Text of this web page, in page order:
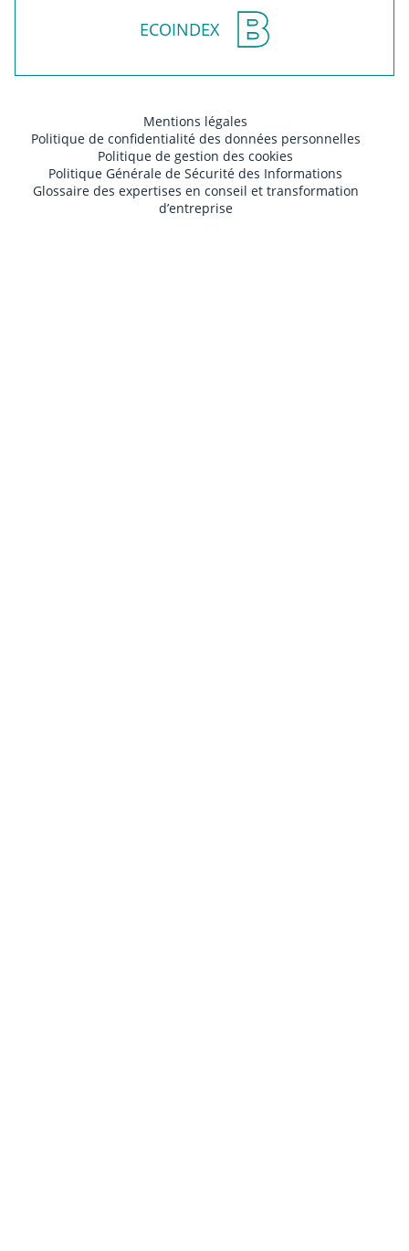
ECOINDEX
Mentions légales
Politique de confidentialité des données personnelles
Politique de gestion des cookies
Politique Générale de Sécurité des Informations
Glossaire des expertises en conseil et transformation
d’entreprise